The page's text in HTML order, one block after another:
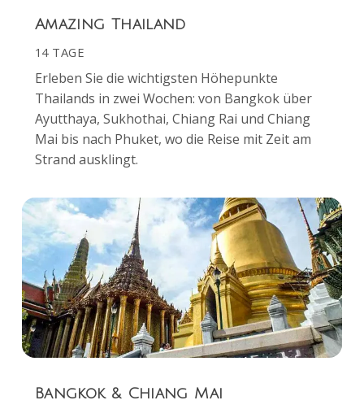
Amazing Thailand
14 TAGE
Erleben Sie die wichtigsten Höhepunkte
Thailands in zwei Wochen: von Bangkok über
Ayutthaya, Sukhothai, Chiang Rai und Chiang
Mai bis nach Phuket, wo die Reise mit Zeit am
Strand ausklingt.
Bangkok & Chiang Mai